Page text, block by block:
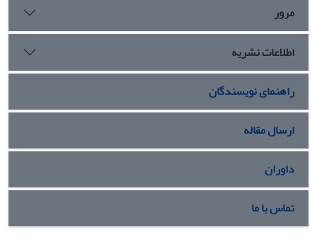
مرور
اطلاعات نشریه
راهنمای نویسندگان
ارسال مقاله
داوران
تماس با ما